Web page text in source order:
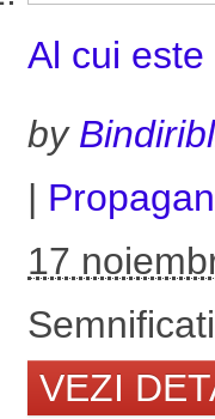
Al cui
by
|
17
VEZI